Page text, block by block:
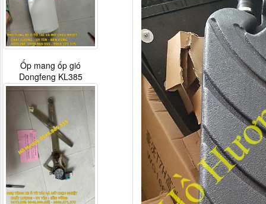
Ốp mang ốp gió
Dongfeng KL385